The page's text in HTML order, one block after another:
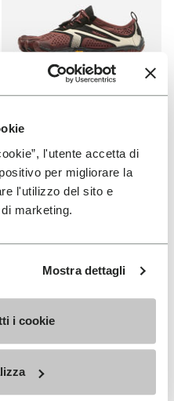
l'utente accetta di
per migliorare la
l'utilizzo del sito e
marketing.
Mostra dettagli
i cookie
DAMEN
V-Run
+ 5 Farben
CHF 199.00
to wishlist Trailope